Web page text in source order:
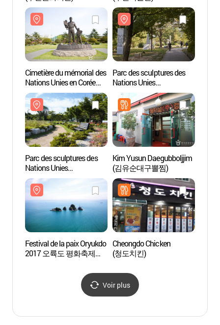
Cimetière du mémorial des
Nations Unies en Corée
(재한유엔기념공원
(UN기념공원))
Parc des sculptures des
Nations Unies
(UN조각공원)
Parc des sculptures des
Nations Unies
(유엔조각공원)
Kim Yusun Daegubboljjim
(김유순대구뽈찜)
Festival de la paix Oryukdo
2017 오륙도 평화축제
Cheongdo Chicken
(청도치킨)
Voir plus